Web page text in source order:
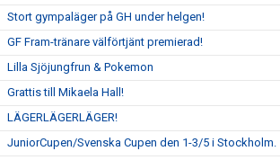
Stort gympaläger på GH under helgen!
GF Fram-tränare välförtjänt premierad!
Lilla Sjöjungfrun & Pokemon
Grattis till Mikaela Hall!
LÄGERLÄGERLÄGER!
JuniorCupen/Svenska Cupen den 1-3/5 i Stockholm.